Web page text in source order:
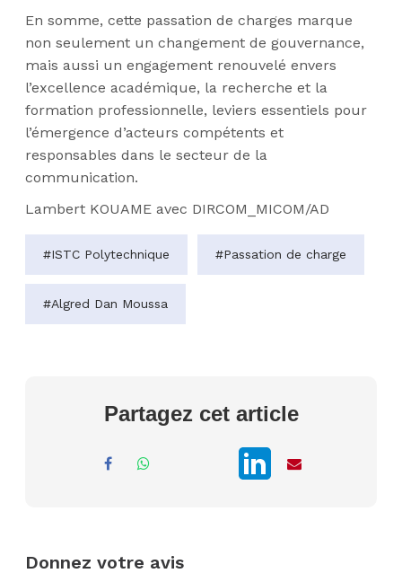
En somme, cette passation de charges marque
non seulement un changement de gouvernance,
mais aussi un engagement renouvelé envers
l’excellence académique, la recherche et la
formation professionnelle, leviers essentiels pour
l’émergence d’acteurs compétents et
responsables dans le secteur de la
communication.
Lambert KOUAME avec DIRCOM_MICOM/AD
#ISTC Polytechnique #Passation de charge
#Algred Dan Moussa
Partagez cet article
Donnez votre avis